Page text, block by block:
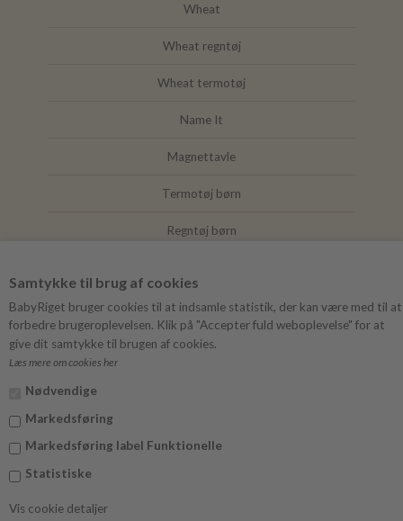
Samtykke til brug af cookies
BabyRiget bruger cookies til at indsamle statistik, der kan være med til at
forbedre brugeroplevelsen. Klik på "Accepter fuld weboplevelse" for at
give dit samtykke til brugen af cookies.
Læs mere om cookies her
Nødvendige
Markedsføring
Markedsføring label Funktionelle
Statistiske
Vis cookie detaljer
Wheat
Wheat regntøj
Wheat termotøj
Name It
Magnettavle
Termotøj børn
Regntøj børn
Mushie
Facebook